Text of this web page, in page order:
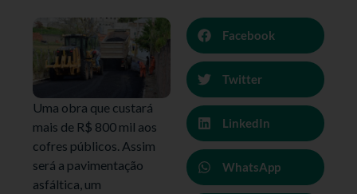
Uma obra que custará
mais de R$ 800 mil aos
cofres públicos. Assim
será a pavimentação
asfáltica, um
Facebook
Twitter
LinkedIn
WhatsApp